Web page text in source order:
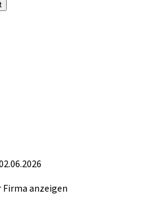
anzeigen